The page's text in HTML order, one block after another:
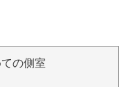
の側室